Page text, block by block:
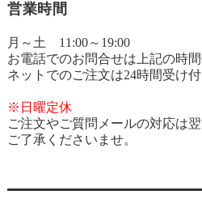
営業時間
月～土 11:00～19:00
お電話でのお問合せは上記の時
ネットでのご注文は24時間受け付
※日曜定休
ご注文やご質問メールの対応は
ご了承くださいませ。